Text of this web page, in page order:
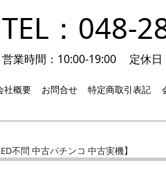
TEL：048-
営業時間：10:00-19:00 定休日
社概要 お問合せ 特定商取引表記
不問 中古パチンコ 中古実機】